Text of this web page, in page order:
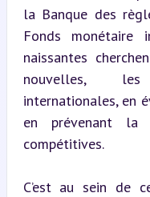
la Banque des
Fonds monétaire
naissantes
nouvelles,
internationales, en
en prévenant la
compétitives.
C’est au sein de